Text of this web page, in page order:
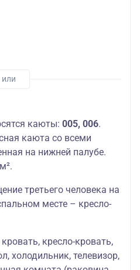
каюты: 005, 006.
каюта со всеми
на нижней палубе.
третьего человека на
месте – кресло-
кресло-кровать,
холодильник, телевизор,